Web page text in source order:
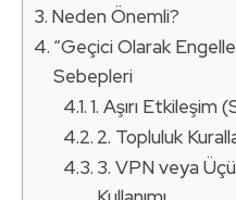
Neden Önemli?
“Geçici Olarak
Sebepleri
1. Aşırı
2. Topluluk
3. VPN veya